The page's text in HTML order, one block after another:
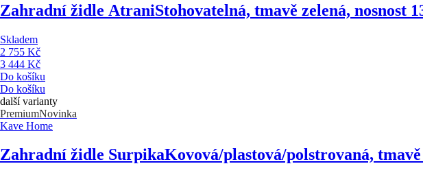
Zahradní židle AtraniStohovatelná, tmavě zelená, nosnost
Skladem
2 755 Kč
3 444 Kč
Do košíku
Do košíku
další varianty
PremiumNovinka
Kave Home
Zahradní židle SurpikaKovová/plastová/polstrovaná,